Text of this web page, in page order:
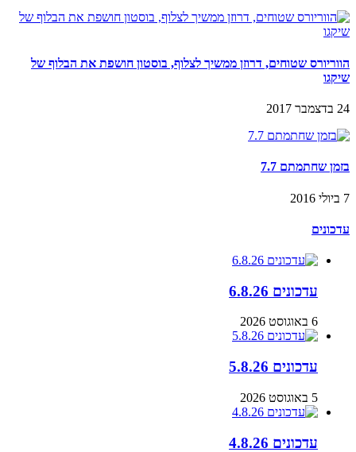
הווריורס שטוחים, דרוזן ממשיך לצלוף, בוסטון חושפת את הבלוף של
שיקגו
24 בדצמבר 2017
בזמן שחתמתם 7.7
7 ביולי 2016
עדכונים
עדכונים 6.8.26
6 באוגוסט 2026
עדכונים 5.8.26
5 באוגוסט 2026
עדכונים 4.8.26